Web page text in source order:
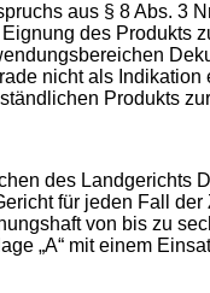
aus § 8 Abs. 3
des
nicht als
Produkts
des
für jeden Fall
von bis zu
„A“ mit einem